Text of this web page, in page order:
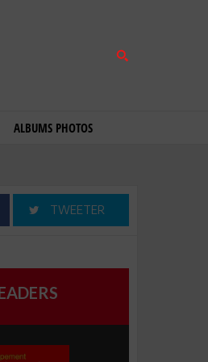
ALBUMS PHOTOS
TWEETER